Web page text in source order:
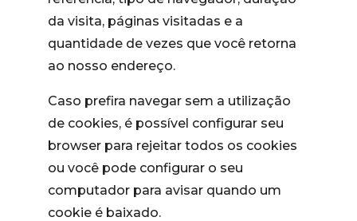
da visita, páginas visitadas e a
quantidade de vezes que você retorna
ao nosso endereço.
Caso prefira navegar sem a utilização
de cookies, é possível configurar seu
browser para rejeitar todos os cookies
ou você pode configurar o seu
computador para avisar quando um
cookie é baixado.